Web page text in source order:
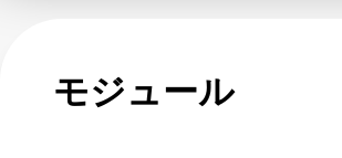
モジュールは、X線発生装置や
ど、高電圧・高電流を必要とす
モジュール